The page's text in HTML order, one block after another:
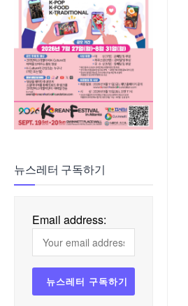
뉴스레터 구독하기
Email address: